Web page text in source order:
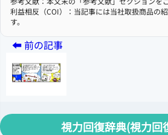
利益相反（COI）：当記事には当社取扱商品の
す。
視力回復辞典(視力回